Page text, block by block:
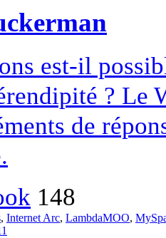
est-il
? Le
de
148
, Internet Arc, LambdaMOO,